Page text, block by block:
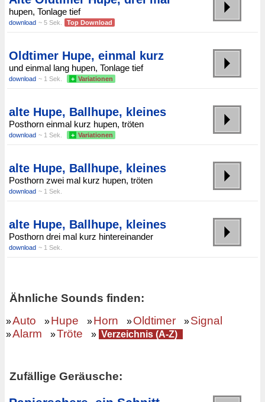
hupen, Tonlage tief
download ~ 5 Sek. Top Download
Oldtimer Hupe, einmal kurz
und einmal lang hupen, Tonlage tief
download ~ 1 Sek. + Variationen
alte Hupe, Ballhupe, kleines
Posthorn einmal kurz hupen, tröten
download ~ 1 Sek. + Variationen
alte Hupe, Ballhupe, kleines
Posthorn zwei mal kurz hupen, tröten
download ~ 1 Sek.
alte Hupe, Ballhupe, kleines
Posthorn drei mal kurz hintereinander
download ~ 1 Sek.
Ähnliche Sounds finden:
»Auto »Hupe »Horn »Oldtimer »Signal
»Alarm »Tröte » Verzeichnis (A-Z)
Zufällige Geräusche: